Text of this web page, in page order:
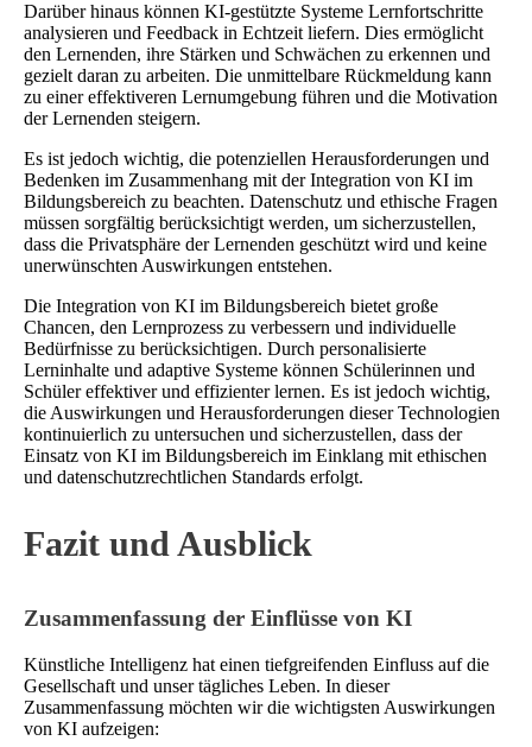
Darüber hinaus können KI-gestützte Systeme Lernfortschritte
analysieren und Feedback in Echtzeit liefern. Dies ermöglicht
den Lernenden, ihre Stärken und Schwächen zu erkennen und
gezielt daran zu arbeiten. Die unmittelbare Rückmeldung kann
zu einer effektiveren Lernumgebung führen und die Motivation
der Lernenden steigern.
Es ist jedoch wichtig, die potenziellen Herausforderungen und
Bedenken im Zusammenhang mit der Integration von KI im
Bildungsbereich zu beachten. Datenschutz und ethische Fragen
müssen sorgfältig berücksichtigt werden, um sicherzustellen,
dass die Privatsphäre der Lernenden geschützt wird und keine
unerwünschten Auswirkungen entstehen.
Die Integration von KI im Bildungsbereich bietet große
Chancen, den Lernprozess zu verbessern und individuelle
Bedürfnisse zu berücksichtigen. Durch personalisierte
Lerninhalte und adaptive Systeme können Schülerinnen und
Schüler effektiver und effizienter lernen. Es ist jedoch wichtig,
die Auswirkungen und Herausforderungen dieser Technologien
kontinuierlich zu untersuchen und sicherzustellen, dass der
Einsatz von KI im Bildungsbereich im Einklang mit ethischen
und datenschutzrechtlichen Standards erfolgt.
Fazit und Ausblick
Zusammenfassung der Einflüsse von KI
Künstliche Intelligenz hat einen tiefgreifenden Einfluss auf die
Gesellschaft und unser tägliches Leben. In dieser
Zusammenfassung möchten wir die wichtigsten Auswirkungen
von KI aufzeigen: